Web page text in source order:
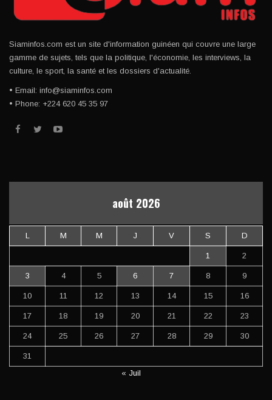
Siaminfos.com est un site d'information guinéen qui couvre une large
gamme de sujets, tels que la politique, l'économie, les interviews, la
culture, le sport, la santé et les dossiers d'actualité.
• Email: info@siaminfos.com
• Phone: +224 620 45 35 97
août 2026
L M M J V S D
1 2
3 4 5 6 7 8 9
10 11 12 13 14 15 16
17 18 19 20 21 22 23
24 25 26 27 28 29 30
31
« Juil